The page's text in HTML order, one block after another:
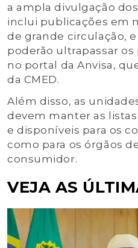
a ampla divulgação
inclui publicações em
de grande circulação,
poderão ultrapassar
no portal da Anvisa,
da CMED.
Além disso, as
devem manter as
e disponíveis para os
como para os órgãos
consumidor.
VEJA AS